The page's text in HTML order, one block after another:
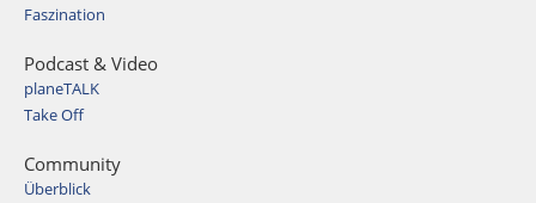
Faszination
Podcast & Video
planeTALK
Take Off
Community
Überblick